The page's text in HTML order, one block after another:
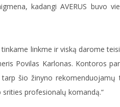
kadangi AVERUS buvo
linkme ir viską darome
Povilas Karlonas. Kontoros
šio žinyno rekomenduojamų
profesionalų komandą.“